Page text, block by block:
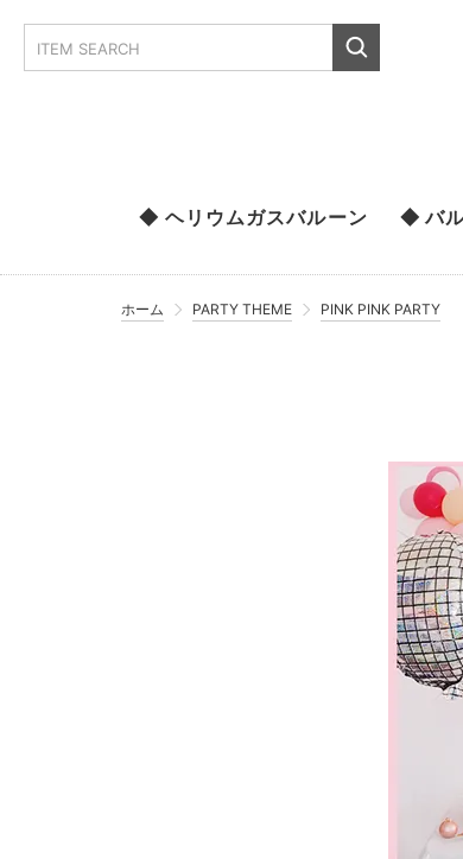
◆ ヘリウムガスバルーン ◆ バ
ホーム PARTY THEME PINK PINK PARTY